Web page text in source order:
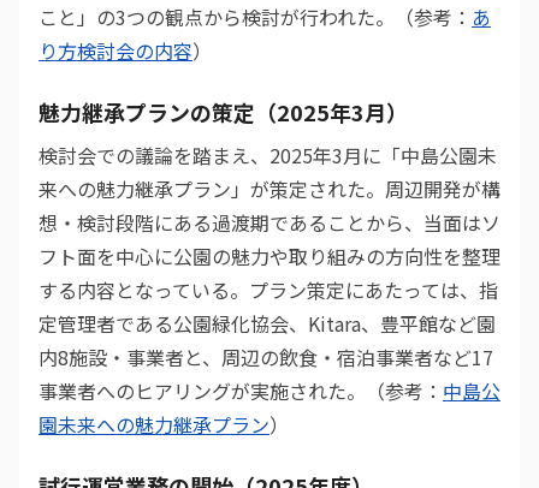
こと」の3つの観点から検討が行われた。（参考： あ
り方検討会の内容）
魅力継承プランの策定（2025年3月）
検討会での議論を踏まえ、2025年3月に「中島公園未
来への魅力継承プラン」が策定された。周辺開発が構
想・検討段階にある過渡期であることから、当面はソ
フト面を中心に公園の魅力や取り組みの方向性を整理
する内容となっている。プラン策定にあたっては、指
定管理者である公園緑化協会、Kitara、豊平館など園
内8施設・事業者と、周辺の飲食・宿泊事業者など17
事業者へのヒアリングが実施された。（参考： 中島公
園未来への魅力継承プラン）